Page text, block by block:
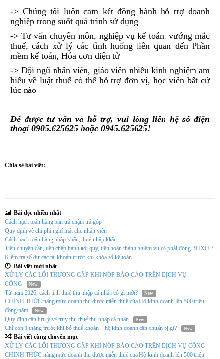
-> Chúng tôi luôn cam kết đồng hành hỗ trợ doanh
nghiệp trong suốt quá trình sử dụng
-> Tư vấn chuyên môn, nghiệp vụ kế toán, vướng mắc
thuế, cách xử lý các tình huống liên quan đến Phần
mềm kế toán, Hóa đơn điện tử
-> Đội ngũ nhân viên, giáo viên nhiều kinh nghiệm am
hiểu về luật thuế có thể hỗ trợ đơn vị, học viên bất cứ
lúc nào
Để được tư vấn và hỗ trợ, vui lòng liên hệ số điện
thoại 0905.625625 hoặc 0945.625625!
Chia sẻ bài viết:
Bài đọc nhiều nhất
Cách hạch toán hàng bán trả chậm trả góp
Quy định về chi phí nghỉ mát cho nhân viên
Cách hạch toán hàng nhập khẩu, thuế nhập khẩu
Tiền chuyên cần, tiền chấp hành nội quy, tiền hoàn thành nhiệm vụ có phải đóng BHXH ?
Kiểm tra số dư các tài khoản trước khi khóa sổ kế toán
Bài viết mới nhất
XỬ LÝ CÁC LỖI THƯỜNG GẶP KHI NỘP BÁO CÁO TRÊN DỊCH VỤ
CÔNG
New
Từ năm 2026, cách tính thuế thu nhập cá nhân có gì mới? New
CHÍNH THỨC nâng mức doanh thu được miễn thuế của Hộ kinh doanh lên 500 triệu
đồng/năm
New
Quy định cần lưu ý về truy thu thuế thu nhập cá nhân New
Chỉ còn 1 tháng trước khi bỏ thuế khoán – hộ kinh doanh cần chuẩn bị gì? New
Bài viết cùng chuyên mục
XỬ LÝ CÁC LỖI THƯỜNG GẶP KHI NỘP BÁO CÁO TRÊN DỊCH VỤ CÔNG
CHÍNH THỨC nâng mức doanh thu được miễn thuế của Hộ kinh doanh lên 500 triệu